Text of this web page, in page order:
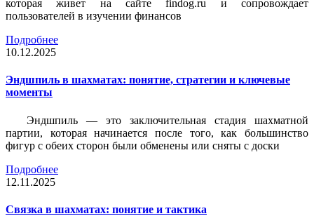
которая живет на сайте findog.ru и сопровождает
пользователей в изучении финансов
Подробнее
10.12.2025
Эндшпиль в шахматах: понятие, стратегии и ключевые
моменты
Эндшпиль — это заключительная стадия шахматной
партии, которая начинается после того, как большинство
фигур с обеих сторон были обменены или сняты с доски
Подробнее
12.11.2025
Связка в шахматах: понятие и тактика